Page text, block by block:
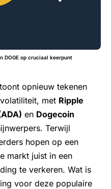
DOGE op cruciaal keerpunt
toont opnieuw tekenen
met Ripple
en Dogecoin
Terwijl
hopen op een
markt juist in een
te verkeren. Wat is
voor deze populaire